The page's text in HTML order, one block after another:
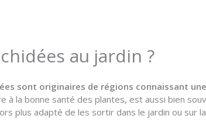
au jardin ?
sont originaires de régions connaissant
à la bonne santé des plantes, est aussi bien
plus adapté de les sortir dans le jardin ou sur